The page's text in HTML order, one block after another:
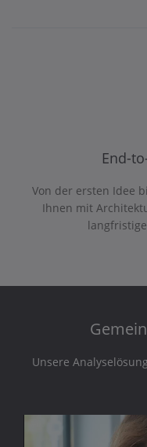
End-
Von der ersten Idee
Ihnen mit
Unsere